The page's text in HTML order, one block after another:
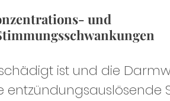
und
ist und die
entzündungsauslösende